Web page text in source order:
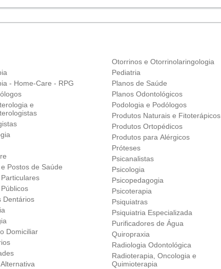
- Home-Care - RPG
e
Postos de Saúde
Dentários
Domiciliar
Otorrinos e Otorrinolaringologia
Pediatria
Planos de Saúde
Planos Odontológicos
Podologia e Podólogos
Produtos Naturais e Fitoterápicos
Produtos Ortopédicos
Produtos para Alérgicos
Próteses
Psicanalistas
Psicologia
Psicopedagogia
Psicoterapia
Psiquiatras
Psiquiatria Especializada
Purificadores de Água
Quiropraxia
Radiologia Odontológica
Radioterapia, Oncologia e
Quimioterapia